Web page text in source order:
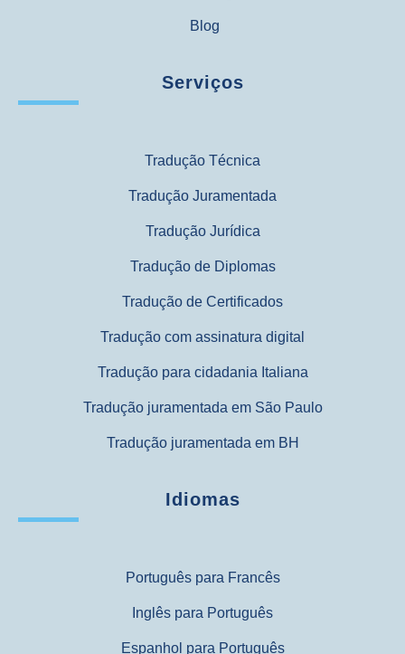
Blog
Serviços
Tradução Técnica
Tradução Juramentada
Tradução Jurídica
Tradução de Diplomas
Tradução de Certificados
Tradução com assinatura digital
Tradução para cidadania Italiana
Tradução juramentada em São Paulo
Tradução juramentada em BH
Idiomas
Português para Francês
Inglês para Português
Espanhol para Português